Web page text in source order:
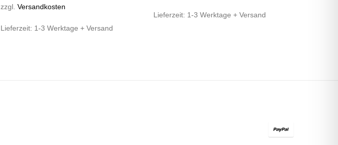
zzgl. Versandkosten
Lieferzeit: 1-3 Werktage + Versand
Lieferzeit: 1-3 Werktage + Versand